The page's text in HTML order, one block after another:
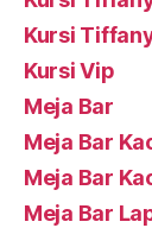
Kursi
Kursi Vip
Meja Bar
Meja Bar
Meja Bar
Meja Bar